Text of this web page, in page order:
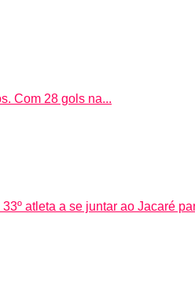
Com 28 gols na...
atleta a se juntar ao Jacaré